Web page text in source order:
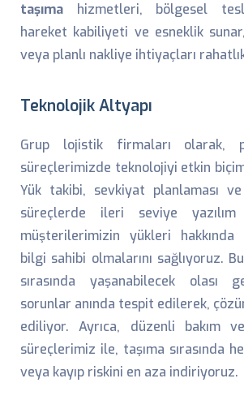
taşıma hizmetleri, bölgesel
hareket kabiliyeti ve esneklik
veya planlı nakliye ihtiyaçları
Teknolojik Altyapı
Grup lojistik firmaları olarak,
süreçlerimizde teknolojiyi etkin
Yük takibi, sevkiyat planlaması
süreçlerde ileri seviye
müşterilerimizin yükleri hakkında
bilgi sahibi olmalarını sağlıyoruz.
sırasında yaşanabilecek olası
sorunlar anında tespit edilerek,
ediliyor. Ayrıca, düzenli bakım
süreçlerimiz ile, taşıma sırasında
veya kayıp riskini en aza indiriyoruz.